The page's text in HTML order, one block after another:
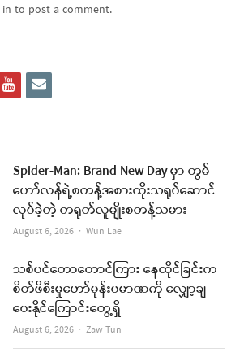
to post a comment.
y
t
u
b
e
e
i
l
Spider-Man: Brand New Day မှာ တွမ်
ဟော်လန်ရဲ့စတန့်အစားထိုးသရုပ်ဆောင်
လုပ်ခဲ့တဲ့ တရုတ်လူမျိုးစတန့်သမား
August 6, 2026 Author
Wun Lae
သစ်ပင်တောတောင်ကြား နေထိုင်ခြင်းက
စိတ်ဖိစီးမှုဟော်မုန်းပမာဏကို လျှော့ချ
ပေးနိုင်ကြောင်းတွေ့ရှိ
August 6, 2026 Author
Zaw Tun